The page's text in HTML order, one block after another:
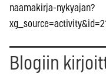
naamakirja-nykyajan?
Blogiin